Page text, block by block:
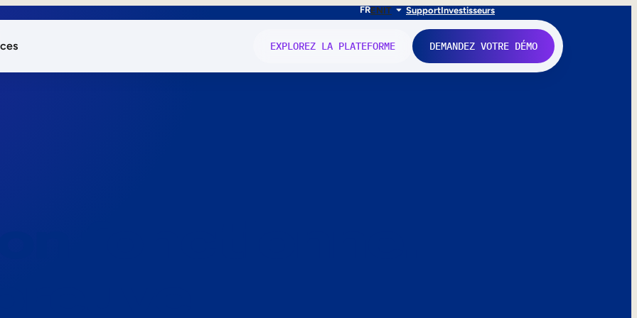
FRENIT SupportInvestisseurs
EXPLOREZ LA PLATEFORME DEMANDEZ VOTRE DÉMO